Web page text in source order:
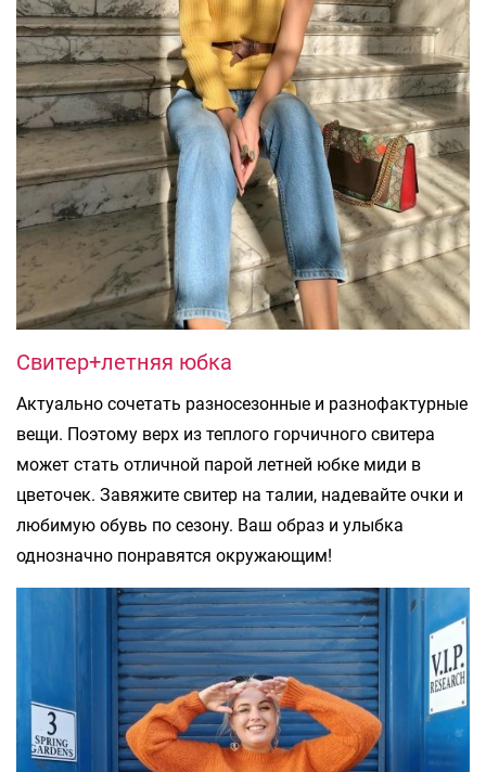
Свитер+летняя юбка
Актуально сочетать разносезонные и разнофактурные
вещи. Поэтому верх из теплого горчичного свитера
может стать отличной парой летней юбке миди в
цветочек. Завяжите свитер на талии, надевайте очки и
любимую обувь по сезону. Ваш образ и улыбка
однозначно понравятся окружающим!